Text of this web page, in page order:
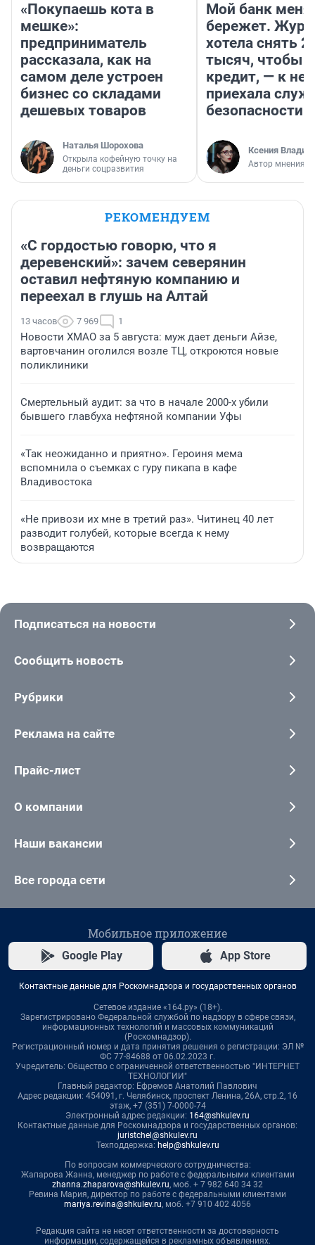
«Покупаешь кота в
мешке»:
предприниматель
рассказала, как на
самом деле устроен
бизнес со складами
дешевых товаров
Наталья Шорохова
Открыла кофейную точку на
деньги соцразвития
Мой банк меня
бережет.
хотела снять
тысяч, чтобы
кредит, — к
приехала
безопасности
Ксения
Автор мнения
РЕКОМЕНДУЕМ
«С гордостью говорю, что я
деревенский»: зачем северянин
оставил нефтяную компанию и
переехал в глушь на Алтай
13 часов 7 969 1
Новости ХМАО за 5 августа: муж дает деньги Айзе,
вартовчанин оголился возле ТЦ, откроются новые
поликлиники
Смертельный аудит: за что в начале 2000-х убили
бывшего главбуха нефтяной компании Уфы
«Так неожиданно и приятно». Героиня мема
вспомнила о съемках с гуру пикапа в кафе
Владивостока
«Не привози их мне в третий раз». Читинец 40 лет
разводит голубей, которые всегда к нему
возвращаются
Подписаться на новости
Сообщить новость
Рубрики
Реклама на сайте
Прайс-лист
О компании
Наши вакансии
Все города сети
Мобильное приложение
Google Play App Store
Контактные данные для Роскомнадзора и государственных органов
Сетевое издание «164.ру» (18+).
Зарегистрировано Федеральной службой по надзору в сфере связи,
информационных технологий и массовых коммуникаций
(Роскомнадзор).
Регистрационный номер и дата принятия решения о регистрации: ЭЛ №
ФС 77-84688 от 06.02.2023 г.
Учредитель: Общество с ограниченной ответственностью "ИНТЕРНЕТ
ТЕХНОЛОГИИ"
Главный редактор: Ефремов Анатолий Павлович
Адрес редакции: 454091, г. Челябинск, проспект Ленина, 26А, стр.2, 16
этаж, +7 (351) 7-0000-74
Электронный адрес редакции: 164@shkulev.ru
Контактные данные для Роскомнадзора и государственных органов:
juristchel@shkulev.ru
Техподдержка: help@shkulev.ru
По вопросам коммерческого сотрудничества:
Жапарова Жанна, менеджер по работе с федеральными клиентами
zhanna.zhaparova@shkulev.ru, моб. + 7 982 640 34 32
Ревина Мария, директор по работе с федеральными клиентами
mariya.revina@shkulev.ru, моб. +7 910 402 4056
Редакция сайта не несет ответственности за достоверность
информации, содержащейся в рекламных объявлениях.